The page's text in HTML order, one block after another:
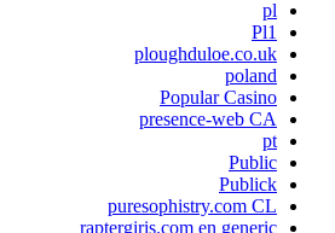
pl
Pl1
ploughduloe.co.uk
poland
Popular Casino
presence-web CA
pt
Public
Publick
puresophistry.com CL
raptergiris.com en generic